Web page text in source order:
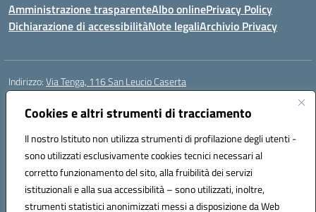
Cookies e altri strumenti di tracciamento
Il nostro Istituto non utilizza strumenti di profilazione degli utenti -
sono utilizzati esclusivamente cookies tecnici necessari al
corretto funzionamento del sito, alla fruibilità dei servizi
istituzionali e alla sua accessibilità – sono utilizzati, inoltre,
strumenti statistici anonimizzati messi a disposizione da Web
Amministrazione trasparenteAlbo onlinePrivacy Policy
Dichiarazione di accessibilitàNote legaliArchivio Privacy
Indirizzo:Via Tenga, 116 San Leucio Caserta
Centralino:
Posta elettronica certificata (PEC):ceis042009@pec.istruzione.it
Codice fiscale: 93098380616
Codice meccanografico:CEIS042009
Codice Indice delle Pubbliche Amministrazioni (IPA): islasleu
Codice unico di fatturazione (CUF): UFLTNX